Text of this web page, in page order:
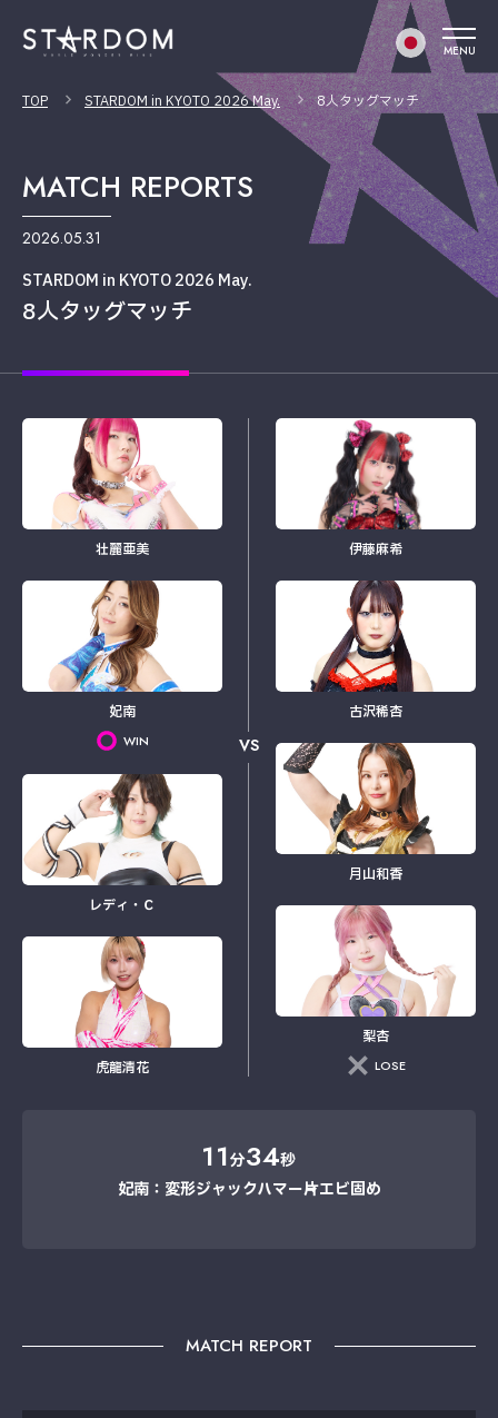
MENU
TOP STARDOM in KYOTO 2026 May. 8人タッグマッチ
MATCH REPORTS
2026.05.31
STARDOM in KYOTO 2026 May.
8人タッグマッチ
壮麗亜美
妃南
WIN
レディ・Ｃ
虎龍清花
VS
伊藤麻希
古沢稀杏
月山和香
梨杏
LOSE
11分34秒
妃南：変形ジャックハマー→片エビ固め
MATCH REPORT